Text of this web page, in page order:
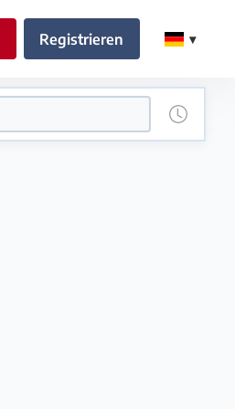
Registrieren